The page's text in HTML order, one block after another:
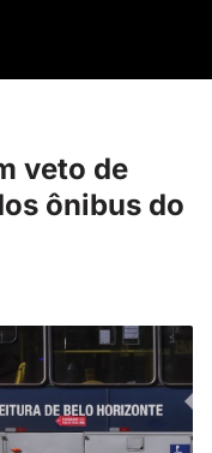
veto de
ônibus do